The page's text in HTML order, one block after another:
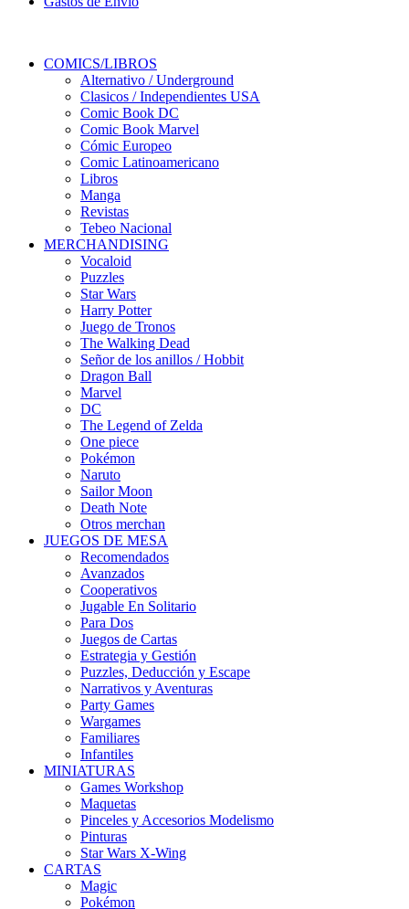
COMICS/LIBROS
Alternativo / Underground
Clasicos / Independientes USA
Comic Book DC
Comic Book Marvel
Cómic Europeo
Comic Latinoamericano
Libros
Manga
Revistas
Tebeo Nacional
MERCHANDISING
Vocaloid
Puzzles
Star Wars
Harry Potter
Juego de Tronos
The Walking Dead
Señor de los anillos / Hobbit
Dragon Ball
Marvel
DC
The Legend of Zelda
One piece
Pokémon
Naruto
Sailor Moon
Death Note
Otros merchan
JUEGOS DE MESA
Recomendados
Avanzados
Cooperativos
Jugable En Solitario
Para Dos
Juegos de Cartas
Estrategia y Gestión
Puzzles, Deducción y Escape
Narrativos y Aventuras
Party Games
Wargames
Familiares
Infantiles
MINIATURAS
Games Workshop
Maquetas
Pinceles y Accesorios Modelismo
Pinturas
Star Wars X-Wing
CARTAS
Magic
Pokémon